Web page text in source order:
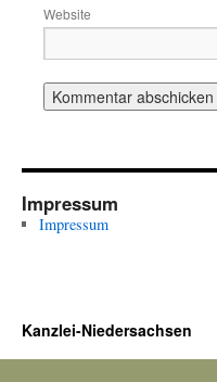
Website
Impressum
Impressum
Kanzlei-Niedersachsen